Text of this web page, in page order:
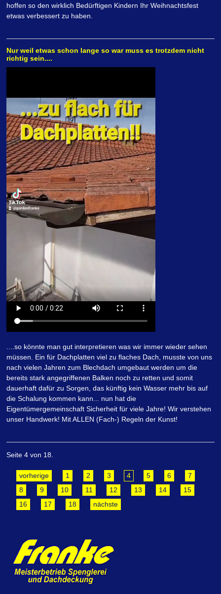
hoffen so den wirklich Bedürftigen Kindern Ihr Weihnachtsfest
etwas verbessert zu haben.
Nur weil etwas schon lange so war muss es trotzdem nicht
richtig sein....
....so könnte man gut interpretieren was wir immer wieder sehen
müssen. Ein für Dachplatten viel zu flaches Dach, musste von uns
nach vielen Jahren zum Blechdach umgebaut werden um die
bereits stark angegriffenen Balken noch zu retten und somit
dauerhaft dafür zu Sorgen, das künftig kein Wasser mehr bis auf
die Schalung kommen kann... nun hat die
Eigentümergemeinschaft Sicherheit für viele Jahre! Wir verstehen
unser Handwerk! Mit ALLEN (Fach-) Regeln der Kunst!
Seite 4 von 18.
vorherige 1 2 3 4 5 6
7
8
9 10 11 12 13 14
15
16
17 18 nächste